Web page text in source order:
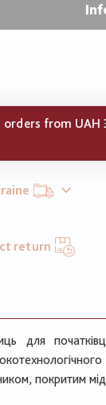
orders from UAH
return
для
покритим